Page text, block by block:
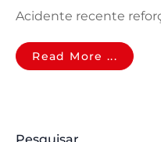
Acidente recente
Read More ...